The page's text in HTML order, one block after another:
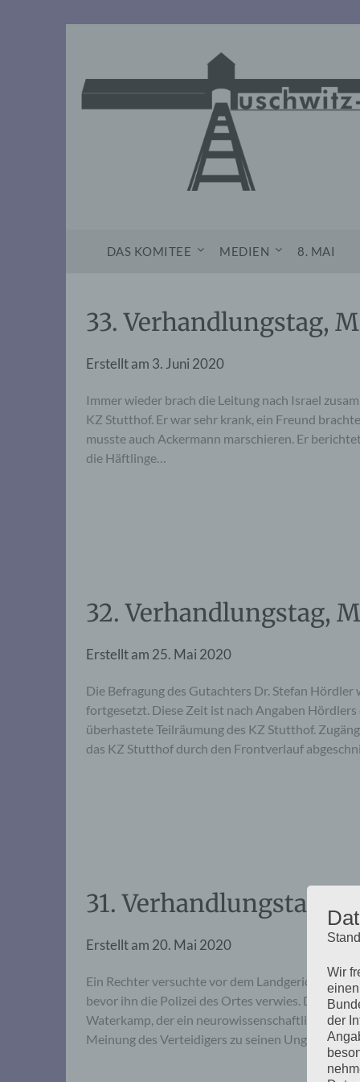
DAS KOMITEE MEDIEN 8. MAI
33. Verhandlungstag,
Erstellt am 3. Juni 2020
Immer wieder brach die Leitung nach Israel
KZ Stutthof. Er war sehr krank, ein Freund
musste auch Ackermann marschieren. Er
die Häftlinge…
32. Verhandlungstag,
Erstellt am 25. Mai 2020
Die Befragung des Gutachters Dr. Stefan
fortgesetzt. Diese Zeit ist nach Angaben
überhastete Teilräumung des KZ Stutthof.
das KZ Stutthof durch den Frontverlauf
31. Verhandlungstag,
Erstellt am 20. Mai 2020
Ein Rechter versuchte vor dem Landgericht
bevor ihn die Polizei des Ortes verwies. Der
Waterkamp, der ein neurowissenschaftliches
Meinung des Verteidigers zu seinen Ungunsten
Wir
der